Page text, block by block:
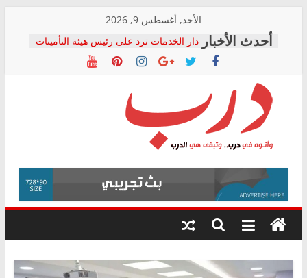
content
الأحد, أغسطس 9, 2026
دار الخدمات ترد على رئيس هيئة التأمينات
بعد مؤتمره الصحفي: إنكار الأزمة لا ينهي
معاناة أصحاب المعاشات.. ونطالب بكشف
فرحات سليمان يكتب: القطاع الصحي إلى
أين؟
حزب التحالف الشعبي يطلق لجنة “الحق
في الصحة” بالإسكندرية لرصد الانتهاكات
ودعم المرضى
الوزاري لمدينة الصحفيين.. وانتهاء أعمال
إنشاء المبنى الإداري
المجلس القومي لحقوق الإنسان يعلن
متابعة قضية الدكتور محمد زهران.. ويؤكد:
قرينة البراءة وضمانات المحاكمة العادلة
درب
وأتوه
درب..
وتبقى
هي